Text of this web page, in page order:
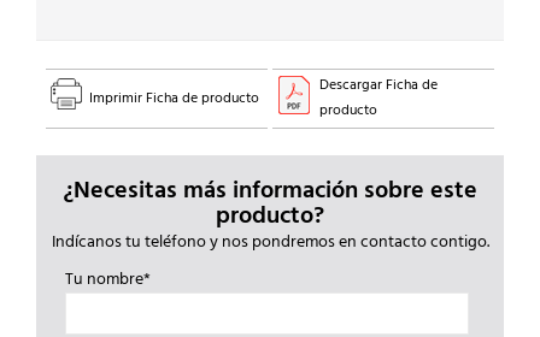
Imprimir Ficha de producto
Descargar Ficha de
producto
¿Necesitas más información sobre este
producto?
Indícanos tu teléfono y nos pondremos en contacto contigo.
Tu nombre*